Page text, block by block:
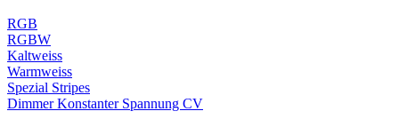
RGB
RGBW
Kaltweiss
Warmweiss
Spezial Stripes
Dimmer Konstanter Spannung CV